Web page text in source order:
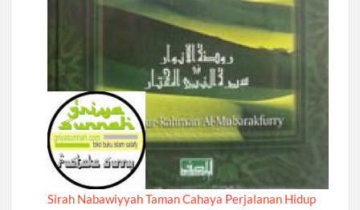
Sirah Nabawiyyah Taman Cahaya Perjalanan Hidup